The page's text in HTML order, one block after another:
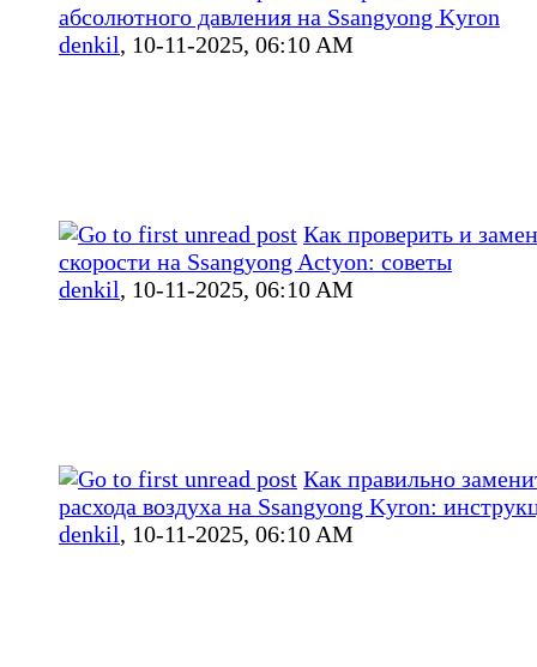
абсолютного давления на Ssangyong Kyron
denkil, 10-11-2025, 06:10 AM
Как проверить и
скорости на Ssangyong Actyon: советы
denkil, 10-11-2025, 06:10 AM
Как правильно
расхода воздуха на Ssangyong Kyron:
denkil, 10-11-2025, 06:10 AM